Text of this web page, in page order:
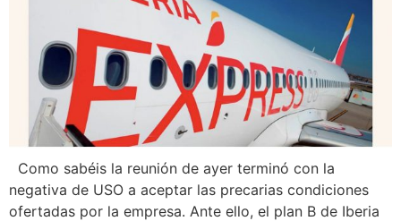
Como sabéis la reunión de ayer terminó con la
negativa de USO a aceptar las precarias condiciones
ofertadas por la empresa. Ante ello, el plan B de Iberia